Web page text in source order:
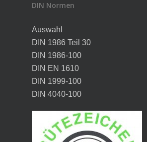
DIN Normen
Auswahl
DIN 1986 Teil 30
DIN 1986-100
DIN EN 1610
DIN 1999-100
DIN 4040-100